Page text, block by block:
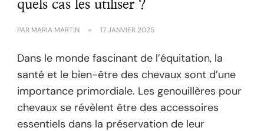
quels cas les utiliser ?
PAR MARIA MARTIN 17 JANVIER 2025
Dans le monde fascinant de l’équitation, la
santé et le bien-être des chevaux sont d’une
importance primordiale. Les genouillères pour
chevaux se révèlent être des accessoires
essentiels dans la préservation de leur